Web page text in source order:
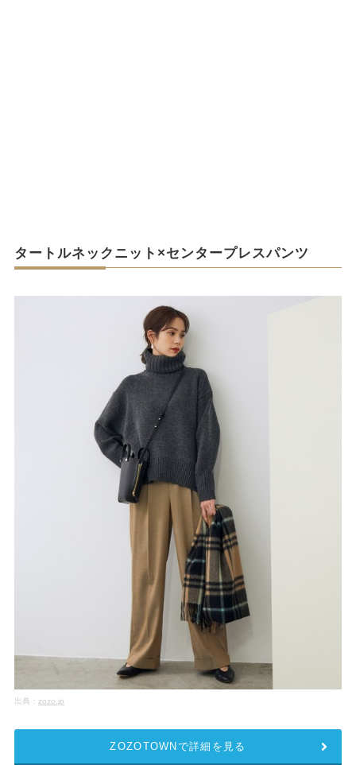
タートルネックニット×センタープレスパンツ
出典： zozo.jp
ZOZOTOWNで詳細を見る